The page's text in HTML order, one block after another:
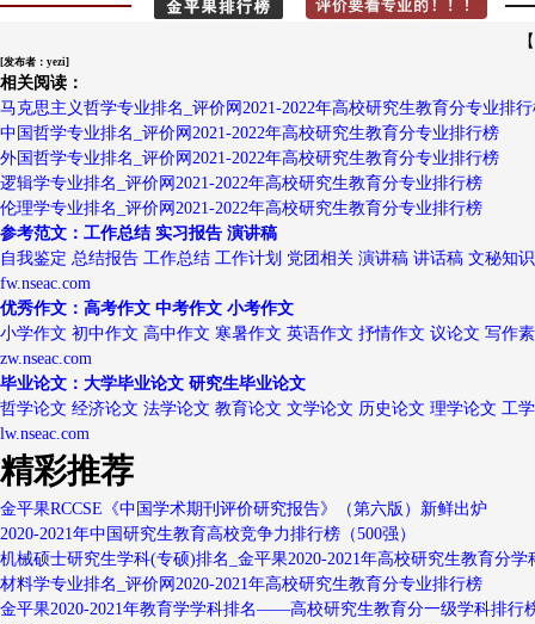
[发布者：yezi]
相关阅读：
马克思主义哲学专业排名_评价网2021-2022年高校研究生教育分专业排
中国哲学专业排名_评价网2021-2022年高校研究生教育分专业排行榜
外国哲学专业排名_评价网2021-2022年高校研究生教育分专业排行榜
逻辑学专业排名_评价网2021-2022年高校研究生教育分专业排行榜
伦理学专业排名_评价网2021-2022年高校研究生教育分专业排行榜
参考范文：工作总结 实习报告 演讲稿
自我鉴定 总结报告 工作总结 工作计划 党团相关 演讲稿 讲话稿 文秘知
fw.nseac.com
优秀作文：高考作文 中考作文 小考作文
小学作文 初中作文 高中作文 寒暑作文 英语作文 抒情作文 议论文 写作
zw.nseac.com
毕业论文：大学毕业论文 研究生毕业论文
哲学论文 经济论文 法学论文 教育论文 文学论文 历史论文 理学论文 工
lw.nseac.com
精彩推荐
金平果RCCSE《中国学术期刊评价研究报告》（第六版）新鲜出炉
2020-2021年中国研究生教育高校竞争力排行榜（500强）
机械硕士研究生学科(专硕)排名_金平果2020-2021年高校研究生教育分学
材料学专业排名_评价网2020-2021年高校研究生教育分专业排行榜
金平果2020-2021年教育学学科排名——高校研究生教育分一级学科排行